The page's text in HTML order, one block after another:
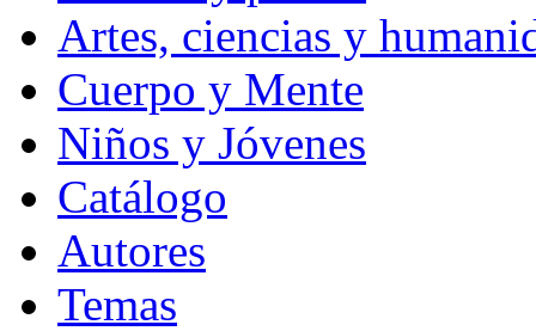
Artes, ciencias y
Cuerpo y Mente
Niños y Jóvenes
Catálogo
Autores
Temas